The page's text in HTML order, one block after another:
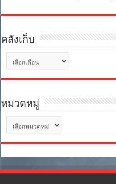
คลังเก็บ
เก็บ
หมวดหมู่
หมู่